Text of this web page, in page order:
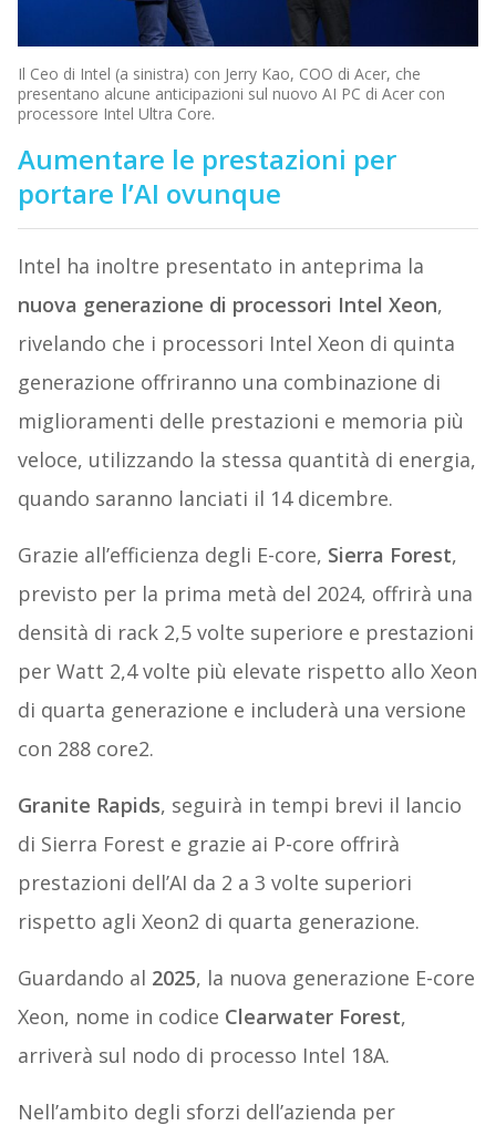
Il Ceo di Intel (a sinistra) con Jerry Kao, COO di Acer, che
presentano alcune anticipazioni sul nuovo AI PC di Acer con
processore Intel Ultra Core.
Aumentare le prestazioni per
portare l’AI ovunque
Intel ha inoltre presentato in anteprima la
nuova generazione di processori Intel Xeon,
rivelando che i processori Intel Xeon di quinta
generazione offriranno una combinazione di
miglioramenti delle prestazioni e memoria più
veloce, utilizzando la stessa quantità di energia,
quando saranno lanciati il 14 dicembre.
Grazie all’efficienza degli E-core, Sierra Forest,
previsto per la prima metà del 2024, offrirà una
densità di rack 2,5 volte superiore e prestazioni
per Watt 2,4 volte più elevate rispetto allo Xeon
di quarta generazione e includerà una versione
con 288 core2.
Granite Rapids, seguirà in tempi brevi il lancio
di Sierra Forest e grazie ai P-core offrirà
prestazioni dell’AI da 2 a 3 volte superiori
rispetto agli Xeon2 di quarta generazione.
Guardando al 2025, la nuova generazione E-core
Xeon, nome in codice Clearwater Forest,
arriverà sul nodo di processo Intel 18A.
Nell’ambito degli sforzi dell’azienda per